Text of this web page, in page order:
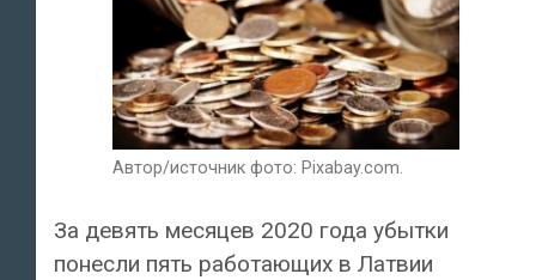
Автор/источник фото: Pixabay.com.
За девять месяцев 2020 года убытки
понесли пять работающих в Латвии